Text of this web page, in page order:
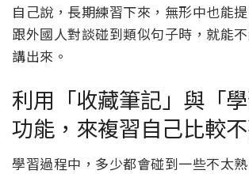
自己說，長期練習下來，無形中也能
跟外國人對談碰到類似句子時，就能
講出來。
利用「收藏筆記」與「學
功能，來複習自己比較
學習過程中，多少都會碰到一些不太